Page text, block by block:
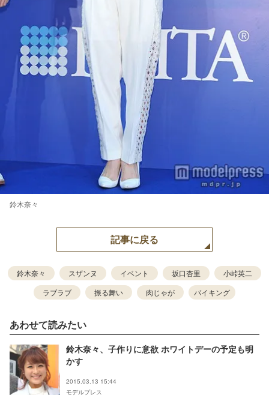
鈴木奈々
記事に戻る
鈴木奈々 スザンヌ イベント 坂口杏里
小峠英二
ラブラブ
振る舞い 肉じゃが バイキング
あわせて読みたい
鈴木奈々、子作りに意欲 ホワイトデーの予定も明
かす
2015.03.13 15:44
モデルプレス